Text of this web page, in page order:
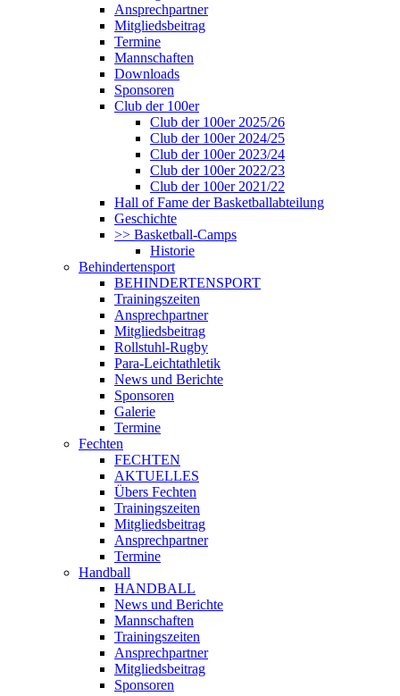
Ansprechpartner
Mitgliedsbeitrag
Termine
Mannschaften
Downloads
Sponsoren
Club der 100er
Club der 100er 2025/26
Club der 100er 2024/25
Club der 100er 2023/24
Club der 100er 2022/23
Club der 100er 2021/22
Hall of Fame der Basketballabteilung
Geschichte
>> Basketball-Camps
Historie
Behindertensport
BEHINDERTENSPORT
Trainingszeiten
Ansprechpartner
Mitgliedsbeitrag
Rollstuhl-Rugby
Para-Leichtathletik
News und Berichte
Sponsoren
Galerie
Termine
Fechten
FECHTEN
AKTUELLES
Übers Fechten
Trainingszeiten
Mitgliedsbeitrag
Ansprechpartner
Termine
Handball
HANDBALL
News und Berichte
Mannschaften
Trainingszeiten
Ansprechpartner
Mitgliedsbeitrag
Sponsoren